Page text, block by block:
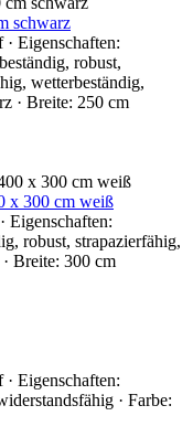
schwarz
Eigenschaften:
robust,
wetterbeständig,
· Breite: 250 cm
x 300 cm weiß
Eigenschaften:
robust, strapazierfähig,
Breite: 300 cm
Eigenschaften:
· Farbe: